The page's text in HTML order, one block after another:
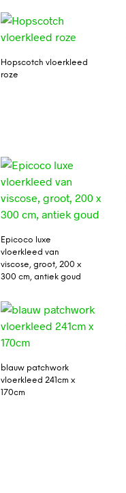
Hopscotch vloerkleed
roze
Epicoco luxe
vloerkleed van
viscose, groot, 200 x
300 cm, antiek goud
blauw patchwork
vloerkleed 241cm x
170cm